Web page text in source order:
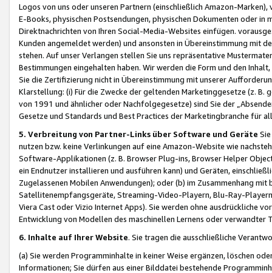
Logos von uns oder unseren Partnern (einschließlich Amazon-
E-Books, physischen Postsendungen, physischen Dokumenten oder in
Direktnachrichten von Ihren Social-Media-Websites einfügen.
Kunden angemeldet werden) und ansonsten in Übereinstimmung mit
stehen. Auf unser Verlangen stellen Sie uns repräsentative
Bestimmungen eingehalten haben. Wir werden die Form und den
Sie die Zertifizierung nicht in Übereinstimmung mit unserer
Klarstellung: (i) Für die Zwecke der geltenden Marketinggesetze (z. B.
von 1991 und ähnlicher oder Nachfolgegesetze) sind Sie der
Gesetze und Standards und Best Practices der Marketingbranche für
5. Verbreitung von Partner-Links über Software und Geräte
nutzen bzw. keine Verlinkungen auf eine Amazon-Website wie
Software-Applikationen (z. B. Browser Plug-ins, Browser Helper
ein Endnutzer installieren und ausführen kann) und Geräten,
Zugelassenen Mobilen Anwendungen); oder (b) im Zusammenhang
Satellitenempfangsgeräte, Streaming-Video-Playern, Blu-Ray-
Viera Cast oder Vizio Internet Apps). Sie werden ohne ausdrückliche
Entwicklung von Modellen des maschinellen Lernens oder
6. Inhalte auf Ihrer Website. Sie tragen die ausschließliche
(a) Sie werden Programminhalte in keiner Weise ergänzen, löschen
Informationen; Sie dürfen aus einer Bilddatei bestehende